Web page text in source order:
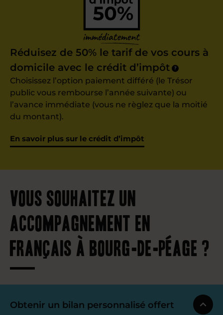
Réduisez de 50% le tarif de vos cours à
domicile avec le crédit d’impôt
?
Choisissez l’option paiement différé (le Trésor
public vous rembourse l’année suivante) ou
l’avance immédiate (vous ne règlez que la moitié
du montant).
En savoir plus sur le crédit d’impôt
Vous souhaitez un
accompagnement en
français à Bourg-de-Péage ?
Obtenir un bilan personnalisé offert